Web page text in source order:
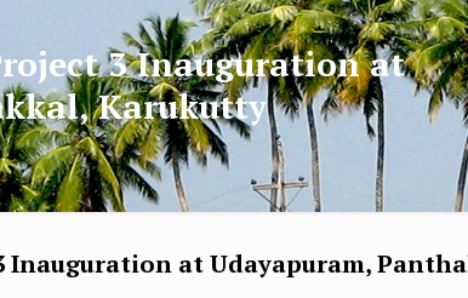
3 Inauguration at
Karukutty
Inauguration at Udayapuram,